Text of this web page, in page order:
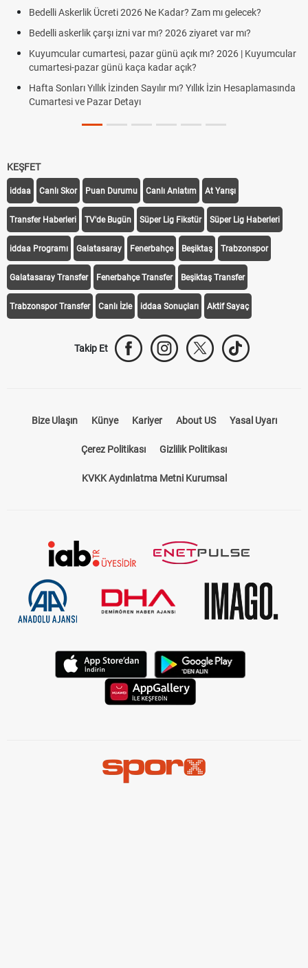
Bedelli Askerlik Ücreti 2026 Ne Kadar? Zam mı gelecek?
Bedelli askerlik çarşı izni var mı? 2026 ziyaret var mı?
Kuyumcular cumartesi, pazar günü açık mı? 2026 | Kuyumcular
cumartesi-pazar günü kaça kadar açık?
Hafta Sonları Yıllık İzinden Sayılır mı? Yıllık İzin Hesaplamasında
Cumartesi ve Pazar Detayı
KEŞFET
iddaa Canlı Skor Puan Durumu Canlı Anlatım At Yarışı
Transfer Haberleri TV'de Bugün Süper Lig Fikstür Süper Lig Haberleri
iddaa Programı Galatasaray Fenerbahçe Beşiktaş Trabzonspor
Galatasaray Transfer Fenerbahçe Transfer Beşiktaş Transfer
Trabzonspor Transfer Canlı İzle iddaa Sonuçları Aktif Sayaç
Takip Et
Bize Ulaşın Künye Kariyer About US Yasal Uyarı
Çerez Politikası Gizlilik Politikası
KVKK Aydınlatma Metni Kurumsal